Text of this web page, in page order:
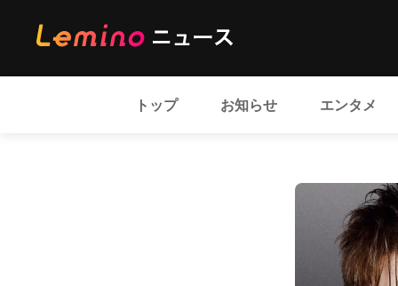
トップ お知らせ エンタメ